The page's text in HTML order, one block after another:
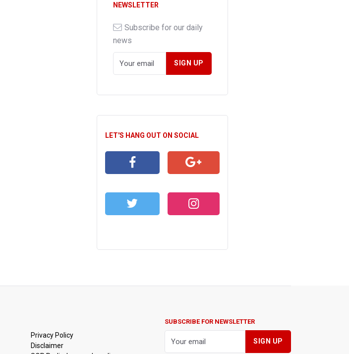
NEWSLETTER
Subscribe for our daily
news
LET'S HANG OUT ON SOCIAL
Privacy Policy
Disclaimer
SUBSCRIBE FOR NEWSLETTER